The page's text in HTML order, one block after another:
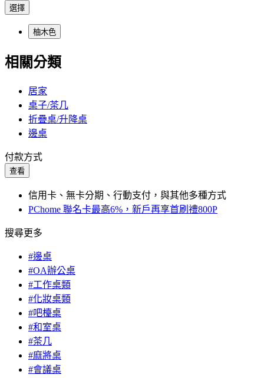
選擇
柚木色
相關分類
居家
桌子/茶几
折疊桌/升降桌
邊桌
付款方式
查看
信用卡、無卡分期、行動支付，與其他多種方式
PChome 聯名卡最高6%，新戶再享首刷禮800P
搜尋更多
#邊桌
#OA辦公桌
#工作桌類
#化妝桌類
#吧檯桌
#和室桌
#茶几
#麻將桌
#會議桌